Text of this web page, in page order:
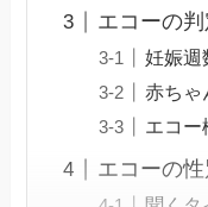
エコーの
妊娠週
赤ちゃ
エコー
エコーの